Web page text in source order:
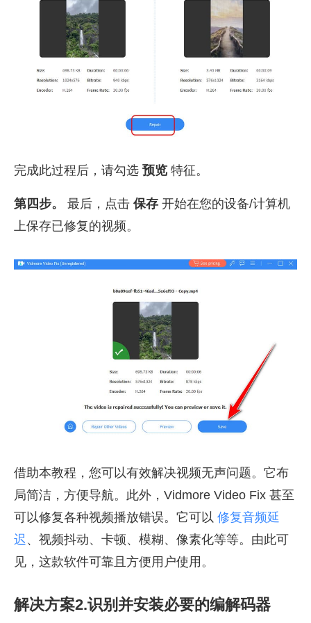
完成此过程后，请勾选 预览 特征。
第四步。 最后，点击 保存 开始在您的设备/计算机
上保存已修复的视频。
借助本教程，您可以有效解决视频无声问题。它布
局简洁，方便导航。此外，Vidmore Video Fix 甚至
可以修复各种视频播放错误。它可以 修复音频延
迟 、视频抖动、卡顿、模糊、像素化等等。由此可
见，这款软件可靠且方便用户使用。
解决方案2.识别并安装必要的编解码器